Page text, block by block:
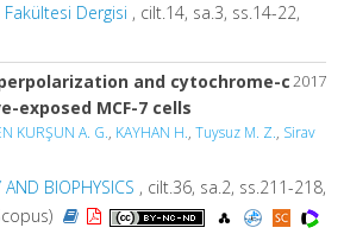
Dergisi , cilt.14, sa.3, ss.14-22,
2017
and cytochrome-c
exposed MCF-7 cells
KURŞUN A. G., KAYHAN H., Tuysuz M. Z., Sirav
AND BIOPHYSICS , cilt.36, sa.2, ss.211-218,